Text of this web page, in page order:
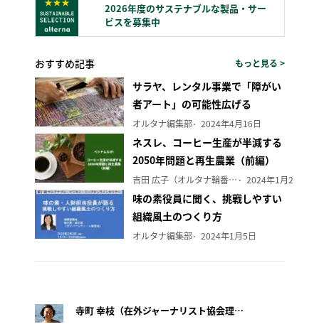
2026年度のサステナブルな製品・サー
ビスを募集中
おすすめ記事 もっと見る >
サラヤ、レンタル事業で「障がい
者アート」の可能性広げる
オルタナ編集部 2024年4月16日
ネスレ、コーヒー生産が半減する
2050年問題と再生農業（前編）
吉田 広子（オルタナ輪番編集長） 2024年1月29日
味の素役員に聞く、挑戦しやすい
組織風土のつくり方
オルタナ編集部 2024年1月5日
寺町 幸枝（在外ジャーナリスト協会理事）